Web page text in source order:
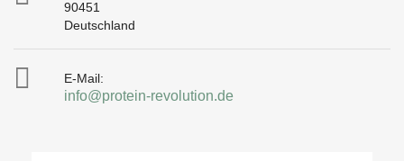
90451
Deutschland
 E-Mail:
info@protein-revolution.de